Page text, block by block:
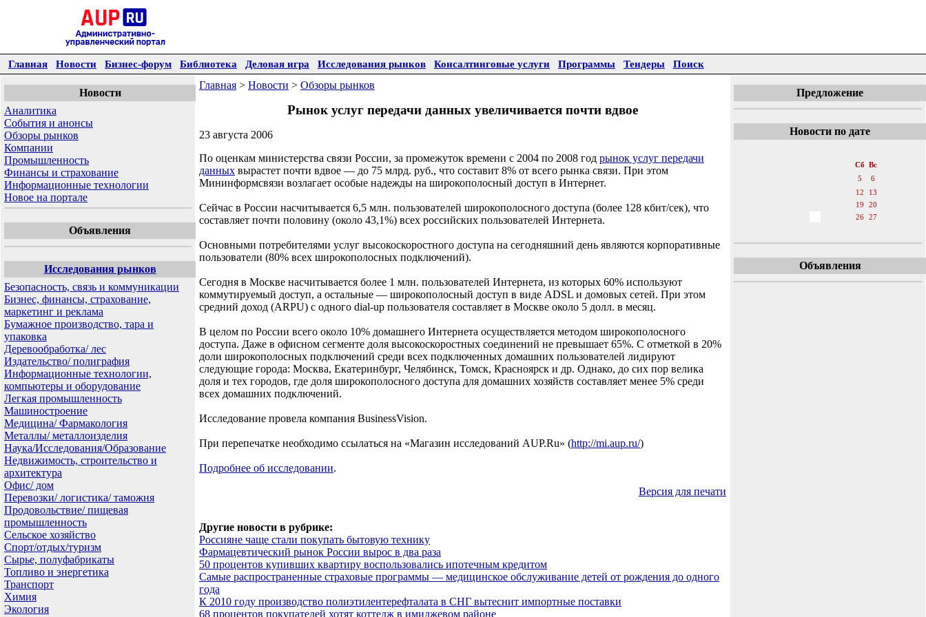
Главная Новости Бизнес-форум Библиотека Деловая игра Исследования рынков Консалтинговые услуги Программы Тендеры Поиск
Новости
Аналитика
События и анонсы
Обзоры рынков
Компании
Промышленность
Финансы и страхование
Информационные технологии
Новое на портале
Объявления
Исследования рынков
Безопасность, связь и коммуникации
Бизнес, финансы, страхование,
маркетинг и реклама
Бумажное производство, тара и
упаковка
Деревообработка/ лес
Издательство/ полиграфия
Информационные технологии,
компьютеры и оборудование
Легкая промышленность
Машиностроение
Медицина/ Фармакология
Металлы/ металлоизделия
Наука/Исследования/Образование
Недвижимость, строительство и
архитектура
Офис/ дом
Перевозки/ логистика/ таможня
Продовольствие/ пищевая
промышленность
Сельское хозяйство
Спорт/отдых/туризм
Сырье, полуфабрикаты
Топливо и энергетика
Транспорт
Химия
Экология
Главная > Новости > Обзоры рынков
Рынок услуг передачи данных увеличивается почти вдвое
23 августа 2006
По оценкам министерства связи России, за промежуток времени с 2004 по 2008 год рынок услуг передачи
данных вырастет почти вдвое — до 75 млрд. руб., что составит 8% от всего рынка связи. При этом
Мининформсвязи возлагает особые надежды на широкополосный доступ в Интернет.
Сейчас в России насчитывается 6,5 млн. пользователей широкополосного доступа (более 128 кбит/сек), что
составляет почти половину (около 43,1%) всех российских пользователей Интернета.
Основными потребителями услуг высокоскоростного доступа на сегодняшний день являются корпоративные
пользователи (80% всех широкополосных подключений).
Сегодня в Москве насчитывается более 1 млн. пользователей Интернета, из которых 60% используют
коммутируемый доступ, а остальные — широкополосный доступ в виде ADSL и домовых сетей. При этом
средний доход (ARPU) с одного dial-up пользователя составляет в Москве около 5 долл. в месяц.
В целом по России всего около 10% домашнего Интернета осуществляется методом широкополосного
доступа. Даже в офисном сегменте доля высокоскоростных соединений не превышает 65%. С отметкой в 20%
доли широкополосных подключений среди всех подключенных домашних пользователей лидируют
следующие города: Москва, Екатеринбург, Челябинск, Томск, Красноярск и др. Однако, до сих пор велика
доля и тех городов, где доля широкополосного доступа для домашних хозяйств составляет менее 5% среди
всех домашних подключений.
Исследование провела компания BusinessVision.
При перепечатке необходимо ссылаться на «Магазин исследований AUP.Ru» (http://mi.aup.ru/)
Подробнее об исследовании.
Версия для печати
Другие новости в рубрике:
Россияне чаще стали покупать бытовую технику
Фармацевтический рынок России вырос в два раза
50 процентов купивших квартиру воспользовались ипотечным кредитом
Самые распространенные страховые программы — медицинское обслуживание детей от рождения до одного
года
К 2010 году производство полиэтилентерефталата в СНГ вытеснит импортные поставки
68 процентов покупателей хотят коттедж в имиджевом районе
Предложение
Новости по дате
Сб Вс
5
6
12
13
19
20
26
27
Объявления